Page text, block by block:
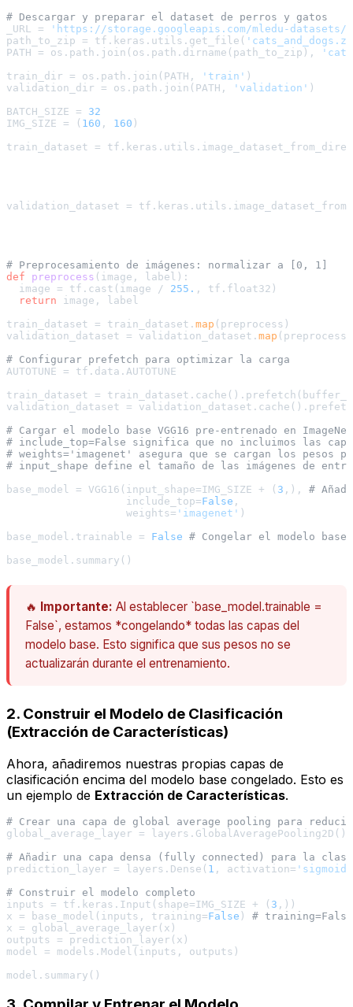
# Descargar y preparar el dataset de perros y gatos
_URL =
'https://storage.googleapis.com/mledu-
path_to_zip = tf.keras.utils.get_file(
PATH = os.path.join(os.path.dirname(path_to_zip),
train_dir = os.path.join(PATH,
'train' )
validation_dir = os.path.join(PATH,
'validation' )
BATCH_SIZE = 32
IMG_SIZE = ( 160 , 160 )
train_dataset =
validation_dataset =
# Preprocesamiento de imágenes: normalizar a [0, 1]
def
preprocess ( image, label
):
  image = tf.cast(image /
255. , tf.float32)
return image, label
train_dataset = train_dataset. map (preprocess)
validation_dataset = validation_dataset. map (preprocess)
# Configurar prefetch para optimizar la carga
AUTOTUNE = tf.data.AUTOTUNE
train_dataset =
validation_dataset =
# Cargar el modelo base VGG16 pre-entrenado en ImageNet
# include_top=False significa que no incluimos las
# weights='imagenet' asegura que se cargan los pesos
# input_shape define el tamaño de las imágenes de
base_model = VGG16(input_shape=IMG_SIZE + ( 3 ,), #
                   include_top=
False ,
                   weights=
'imagenet' )
base_model.trainable = False # Congelar el modelo base
🔥 Importante: Al establecer `base_model.trainable =
False`, estamos *congelando* todas las capas del
modelo base. Esto significa que sus pesos no se
actualizarán durante el entrenamiento.
2. Construir el Modelo de Clasificación
(Extracción de Características)
Ahora, añadiremos nuestras propias capas de
clasificación encima del modelo base congelado. Esto es
un ejemplo de Extracción de Características.
# Crear una capa de global average pooling para
global_average_layer = layers.GlobalAveragePooling2D()
# Añadir una capa densa (fully connected) para la
prediction_layer = layers.Dense( 1 , activation= 'sigmoid'
# Construir el modelo completo
inputs = tf.keras.Input(shape=IMG_SIZE + ( 3 ,))
x = base_model(inputs, training=False ) #
x = global_average_layer(x)
outputs = prediction_layer(x)
model = models.Model(inputs, outputs)